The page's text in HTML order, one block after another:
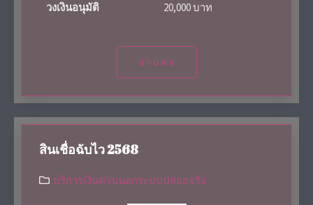
วงเงินอนุมัติ 20,000 บาท
อ่านต่อ
สินเชื่อฉับไว 2568
บริการเงินด่วนนอกระบบปล่อยจริง